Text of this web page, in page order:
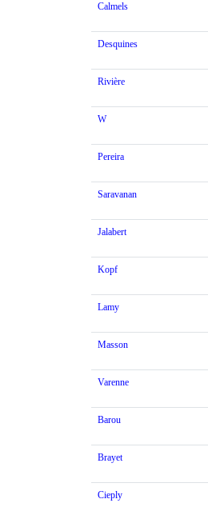
Calmels
Desquines
Rivière
W
Pereira
Saravanan
Jalabert
Kopf
Lamy
Masson
Varenne
Barou
Brayet
Cieply